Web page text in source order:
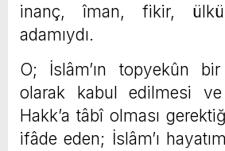
inanç, îman, fikir,
adamıydı.
O; İslâm’ın topyekûn
olarak kabul edilmesi
Hakk’a tâbî olması
ifâde eden; İslâm’ı